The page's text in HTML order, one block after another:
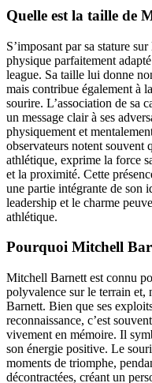
Quelle est la taille de
S’imposant par sa stature
physique parfaitement
league. Sa taille lui donne
mais contribue également à
sourire. L’association de sa
un message clair à ses
physiquement et
observateurs notent souvent
athlétique, exprime la force
et la proximité. Cette
une partie intégrante de son
leadership et le charme
athlétique.
Pourquoi Mitchell
Mitchell Barnett est connu
polyvalence sur le terrain
Barnett. Bien que ses
reconnaissance, c’est
vivement en mémoire. Il
son énergie positive. Le
moments de triomphe,
décontractées, créant un